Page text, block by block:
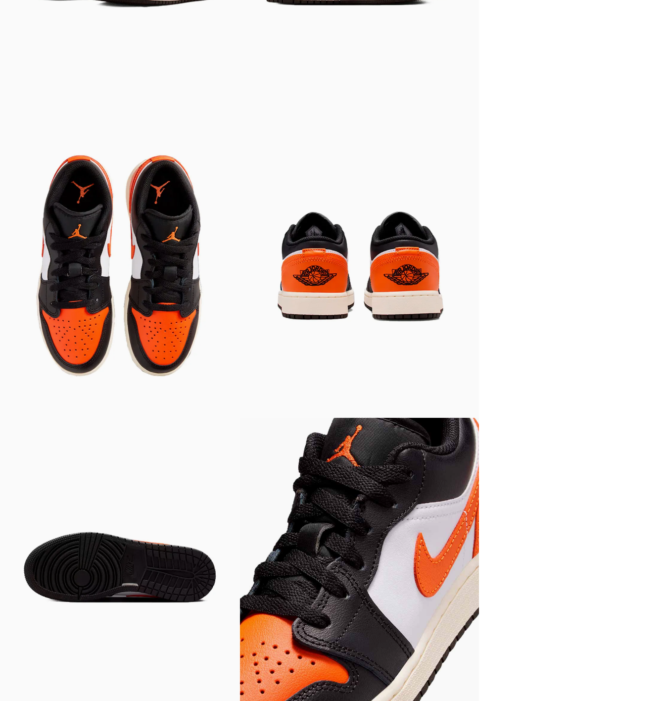
Bem-Vindo à artwalk
Para ter uma melhor experiência de compra, insira seu CEP
e veja a seleção de produtos disponíveis para sua região
BUSCAR